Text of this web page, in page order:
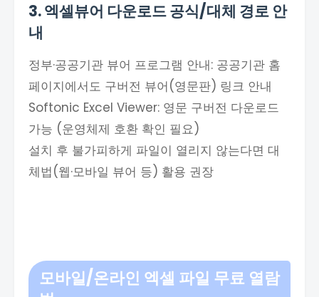
3. 엑셀뷰어 다운로드 공식/대체 경로 안
내
정부·공공기관 뷰어 프로그램 안내: 공공기관 홈
페이지에서도 구버전 뷰어(영문판) 링크 안내
Softonic Excel Viewer: 영문 구버전 다운로드
가능 (운영체제 호환 확인 필요)
설치 후 불가피하게 파일이 열리지 않는다면 대
체법(웹·모바일 뷰어 등) 활용 권장
모바일/온라인 엑셀 파일 무료 열람